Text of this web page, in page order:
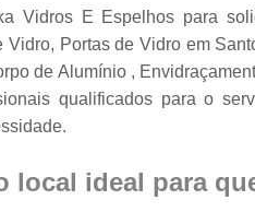
Porta feita de
vidro
Portas de
Portas em
Vidros
Vidros E Espelhos para
Vidro, Portas de Vidro em
de Alumínio ,
qualificados para o
local ideal para